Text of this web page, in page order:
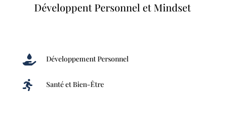
Développent Personnel et Mindset
 Développement Personnel
 Santé et Bien-Être